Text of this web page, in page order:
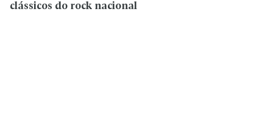
clássicos do rock nacional